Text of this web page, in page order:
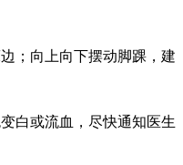
；向上向下摆动脚踝，建
白或流血，尽快通知医生